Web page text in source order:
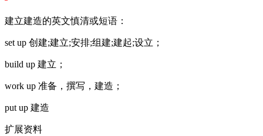
建立建造的英文慎清或短语：
set up 创建;建立;安排;组建;建起;设立；
build up 建立；
work up 准备，撰写，建造；
put up 建造
扩展资料